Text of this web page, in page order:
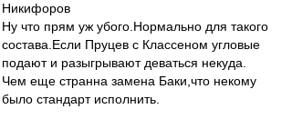
Никифоров
Ну что прям уж убого.Нормально для такого
состава.Если Пруцев с Классеном угловые
подают и разыгрывают деваться некуда.
Чем еще странна замена Баки,что некому
было стандарт исполнить.